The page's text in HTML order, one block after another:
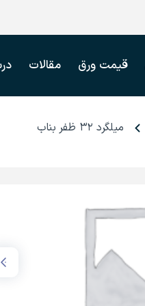
قیمت ورق مقالات
میلگرد ۳۲ ظفر بناب